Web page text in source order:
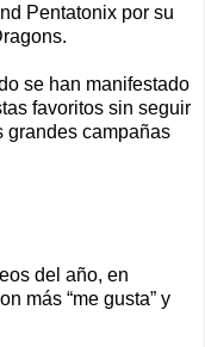
Pentatonix por su
se han manifestado
favoritos sin seguir
grandes campañas
del año, en
más “me gusta” y